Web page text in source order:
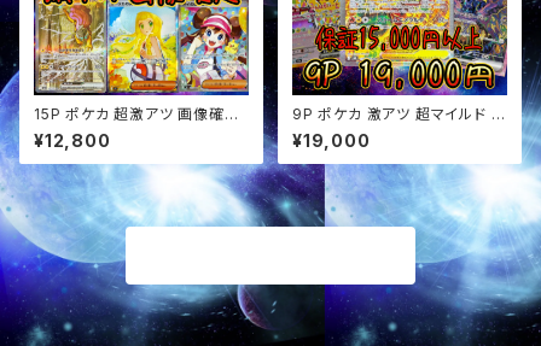
15P ポケカ 超激アツ 画像確定
オリパ
¥12,800
9P ポケカ 激アツ 超マイルド オ
リパ
¥19,000